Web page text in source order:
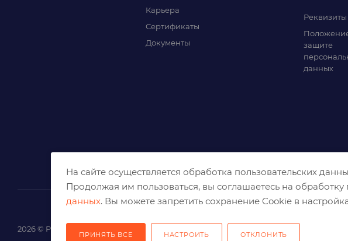
Карьера
Сертификаты
Документы
Реквизиты
защите
данных
2026 © Решения для эффективного шлифования и реза
На сайте осуществляется обработка пользовательских
Продолжая им пользоваться, вы соглашаетесь на
данных. Вы можете запретить сохранение Cookie в
ПРИНЯТЬ ВСЕ НАСТРОИТЬ ОТКЛОНИТЬ